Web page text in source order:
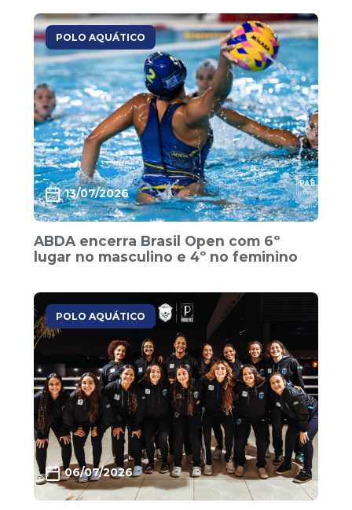
POLO AQUÁTICO
13/07/2026
ABDA encerra Brasil Open com 6º
lugar no masculino e 4º no feminino
POLO AQUÁTICO
06/07/2026